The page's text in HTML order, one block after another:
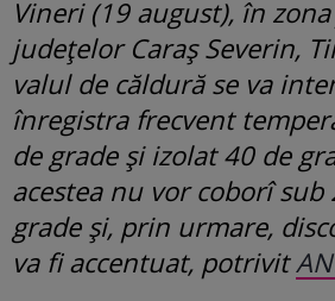
Vineri (19 august), în
județelor Caraș Severin,
valul de căldură se va
înregistra frecvent
de grade și izolat 40 de
acestea nu vor coborî
grade și, prin urmare,
va fi accentuat, potrivit